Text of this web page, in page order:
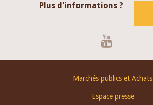
Plus d'informations ?
Marchés publics et Achats
Espace presse